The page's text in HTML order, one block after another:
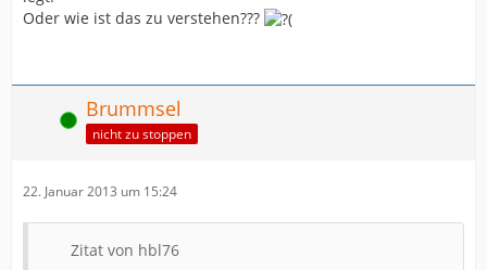
Oder wie ist das zu verstehen???
Online Brummsel
nicht zu stoppen
22. Januar 2013 um 15:24
Zitat von hbl76